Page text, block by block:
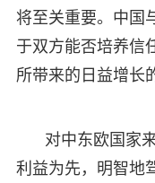
将至关重要。中国
于双方能否培养信
所带来的日益增长
对中东欧国家
利益为先，明智地